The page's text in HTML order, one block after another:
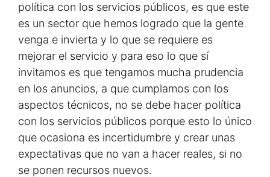
política con los servicios públicos, es que este
es un sector que hemos logrado que la gente
venga e invierta y lo que se requiere es
mejorar el servicio y para eso lo que sí
invitamos es que tengamos mucha prudencia
en los anuncios, a que cumplamos con los
aspectos técnicos, no se debe hacer política
con los servicios públicos porque esto lo único
que ocasiona es incertidumbre y crear unas
expectativas que no van a hacer reales, si no
se ponen recursos nuevos.